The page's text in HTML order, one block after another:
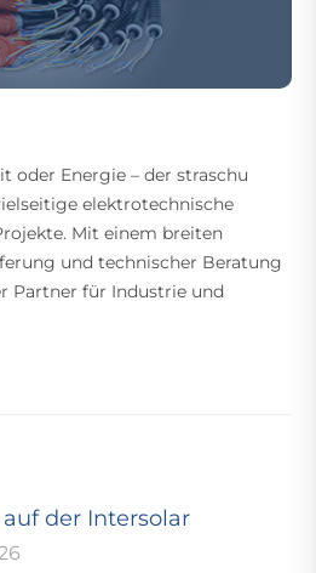
oder Energie – der straschu
elektrotechnische
Mit einem breiten
und technischer Beratung
Partner für Industrie und
auf der Intersolar